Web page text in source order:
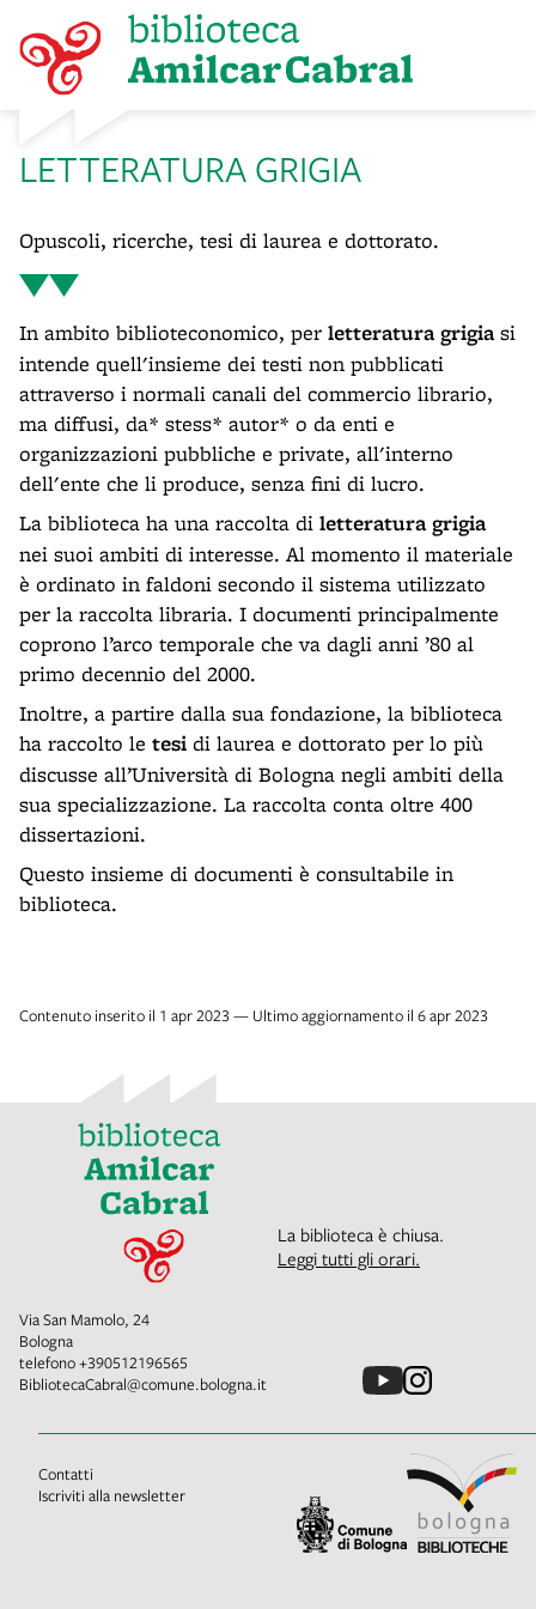
LETTERATURA GRIGIA
Opuscoli, ricerche, tesi di laurea e dottorato.
In ambito biblioteconomico, per letteratura grigiasi
intende quell'insieme dei testi non pubblicati
attraverso i normali canali del commercio librario,
ma diffusi, da* stess* autor* o da enti e
organizzazioni pubbliche e private, all'interno
dell'ente che li produce, senza fini di lucro.
La biblioteca ha una raccolta di letteratura grigia
nei suoi ambiti di interesse. Al momento il materiale
è ordinato in faldoni secondo il sistema utilizzato
per la raccolta libraria. I documenti principalmente
coprono l’arco temporale che va dagli anni ’80 al
primo decennio del 2000.
Inoltre, a partire dalla sua fondazione, la biblioteca
ha raccolto le tesi di laurea e dottorato per lo più
discusse all’Università di Bologna negli ambiti della
sua specializzazione. La raccolta conta oltre 400
dissertazioni.
Questo insieme di documenti è consultabile in
biblioteca.
Contenuto inserito il 1 apr 2023 — Ultimo aggiornamento il 6 apr 2023
La biblioteca è chiusa.
Leggi tutti gli orari.
Via San Mamolo, 24
Bologna
telefono+390512196565
BibliotecaCabral@comune.bologna.it
Contatti
Iscriviti alla newsletter